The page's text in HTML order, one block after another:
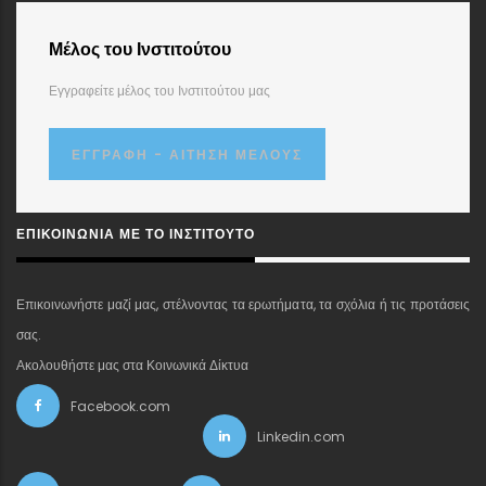
Μέλος του Ινστιτούτου
Εγγραφείτε μέλος του Ινστιτούτου μας
ΕΓΓΡΑΦΉ - ΑΊΤΗΣΗ ΜΈΛΟΥΣ
ΕΠΙΚΟΙΝΩΝΊΑ ΜΕ ΤΟ ΙΝΣΤΙΤΟΎΤΟ
Επικοινωνήστε μαζί μας, στέλνοντας τα ερωτήματα, τα σχόλια ή τις προτάσεις
σας.
Ακολουθήστε μας στα Κοινωνικά Δίκτυα
Facebook.com
Linkedin.com